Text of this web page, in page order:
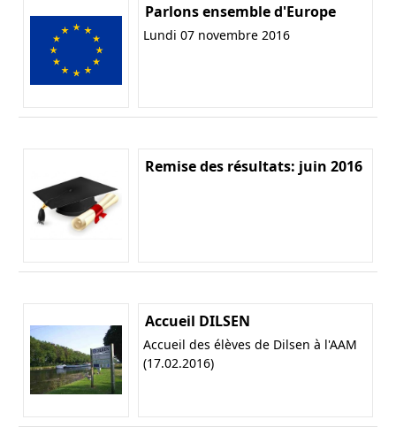
Parlons ensemble d'Europe
Lundi 07 novembre 2016
Remise des résultats: juin 2016
Accueil DILSEN
Accueil des élèves de Dilsen à l'AAM
(17.02.2016)